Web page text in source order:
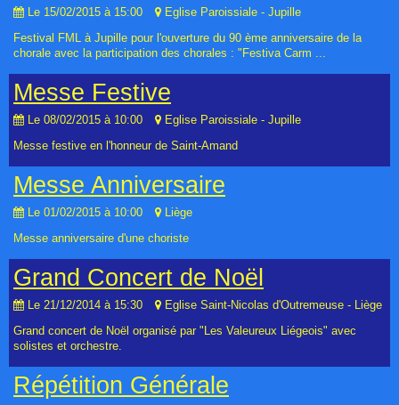
Le 15/02/2015 à 15:00
Eglise Paroissiale - Jupille
Festival FML à Jupille pour l'ouverture du 90 ème anniversaire de la
chorale avec la participation des chorales : "Festiva Carm ...
Messe Festive
Le 08/02/2015 à 10:00
Eglise Paroissiale - Jupille
Messe festive en l'honneur de Saint-Amand
Messe Anniversaire
Le 01/02/2015 à 10:00
Liège
Messe anniversaire d'une choriste
Grand Concert de Noël
Le 21/12/2014 à 15:30
Eglise Saint-Nicolas d'Outremeuse - Liège
Grand concert de Noël organisé par "Les Valeureux Liégeois" avec
solistes et orchestre.
Répétition Générale